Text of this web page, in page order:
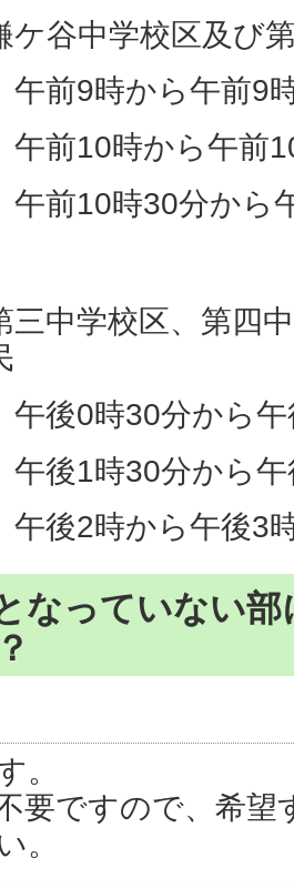
谷中学校区及び
前9時から午前9
前10時から午前
前10時30分から
中学校区、第四
後0時30分から午
後1時30分から午
後2時から午後3
なっていない部
。
要ですので、希望
。